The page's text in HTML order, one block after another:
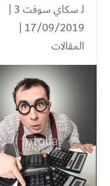
لـسكاي سوفت 3
|
17/09/2019 |
المقالات